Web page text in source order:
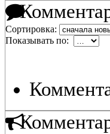
Сортировка:
Показывать по: